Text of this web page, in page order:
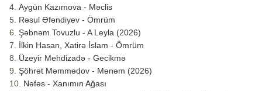
Aygün Kazımova - Məclis
Rəsul Əfəndiyev - Ömrüm
Şəbnəm Tovuzlu - A Leyla (2026)
İlkin Hasan, Xatirə İslam - Ömrüm
Üzeyir Mehdizadə - Gecikmə
Şöhrət Məmmədov - Mənəm (2026)
Nəfəs - Xanımın Ağası